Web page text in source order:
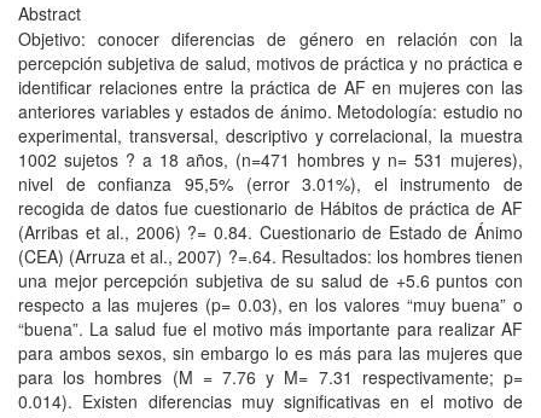
Abstract
Objetivo: conocer diferencias de género en relación con la
percepción subjetiva de salud, motivos de práctica y no práctica e
identificar relaciones entre la práctica de AF en mujeres con las
anteriores variables y estados de ánimo. Metodología: estudio no
experimental, transversal, descriptivo y correlacional, la muestra
1002 sujetos ? a 18 años, (n=471 hombres y n= 531 mujeres),
nivel de confianza 95,5% (error 3.01%), el instrumento de
recogida de datos fue cuestionario de Hábitos de práctica de AF
(Arribas et al., 2006) ?= 0.84. Cuestionario de Estado de Ánimo
(CEA) (Arruza et al., 2007) ?=.64. Resultados: los hombres tienen
una mejor percepción subjetiva de su salud de +5.6 puntos con
respecto a las mujeres (p= 0.03), en los valores “muy buena” o
“buena”. La salud fue el motivo más importante para realizar AF
para ambos sexos, sin embargo lo es más para las mujeres que
para los hombres (M = 7.76 y M= 7.31 respectivamente; p=
0.014). Existen diferencias muy significativas en el motivo de